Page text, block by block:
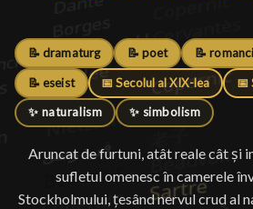
📝 dramaturg 📝 poet 📝
📝 eseist 📅 Secolul al XIX-lea 📅
✨ naturalism ✨ simbolism
Aruncat de furtuni, atât reale cât și
sufletul omenesc în camerele
Stockholmului, țesând nervul crud al